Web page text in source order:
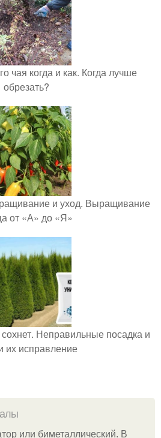
чая когда и как. Когда лучше
обрезать?
и уход. Выращивание
от «А» до «Я»
Неправильные посадка и
их исправление
или биметаллический. В